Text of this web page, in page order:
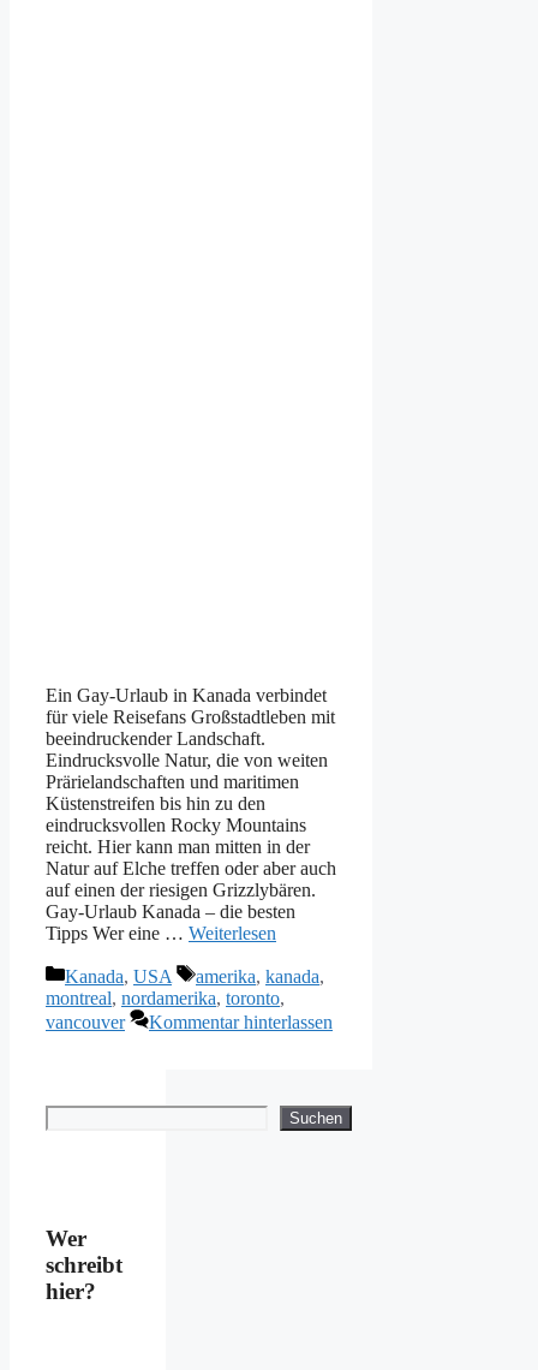
Ein Gay-Urlaub in Kanada verbindet
für viele Reisefans Großstadtleben mit
beeindruckender Landschaft.
Eindrucksvolle Natur, die von weiten
Prärielandschaften und maritimen
Küstenstreifen bis hin zu den
eindrucksvollen Rocky Mountains
reicht. Hier kann man mitten in der
Natur auf Elche treffen oder aber auch
auf einen der riesigen Grizzlybären.
Gay-Urlaub Kanada – die besten
Tipps Wer eine … Weiterlesen
Kategorien
Kanada, USA Schlagwörter
amerika, kanada,
montreal, nordamerika, toronto,
vancouver
Kommentar hinterlassen
Suchen
Wer
schreibt
hier?